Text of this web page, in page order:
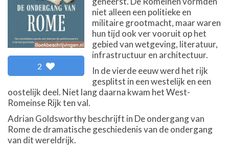
2
niet alleen een politieke en
militaire grootmacht, maar waren
hun tijd ook ver vooruit op het
gebied van wetgeving, literatuur,
infrastructuur en architectuur.
In de vierde eeuw werd het rijk
gesplitst in een westelijk en een
oostelijk deel. Niet lang daarna kwam het West-
Romeinse Rijk ten val.
Adrian Goldsworthy beschrijft in De ondergang van
Rome de dramatische geschiedenis van de ondergang
van dit wereldrijk.